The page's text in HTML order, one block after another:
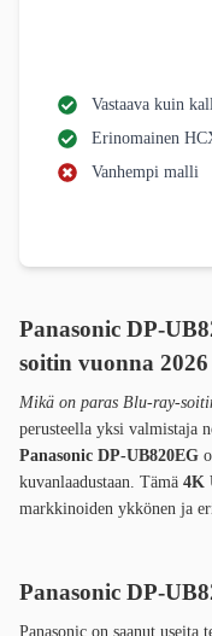
Vastaava kuin
Erinomainen
Vanhempi malli
Panasonic DP-
soitin vuonna 2026
Mikä on paras Blu-ray-
perusteella yksi valmistaja
Panasonic DP-UB820EG
kuvanlaadustaan. Tämä 4K
markkinoiden ykkönen ja
Panasonic DP-
Panasonic on saanut